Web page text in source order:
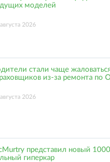
моделей
2026
стали чаще
из-за ремонта по
2026
представил новый
гиперкар